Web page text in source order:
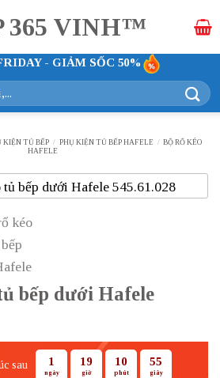
- GIẢM SỐC 50%
KIỆN TỦ BẾP / PHỤ KIỆN TỦ BẾP HAFELE / BỘ RỔ KÉO
HAFELE
bếp dưới Hafele
sau 1
ngày
19
giờ
10
phút
54
giây